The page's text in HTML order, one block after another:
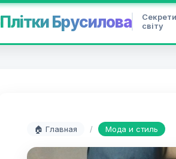
Плітки Брусилова
світу
🏠 Главная / Мода и стиль